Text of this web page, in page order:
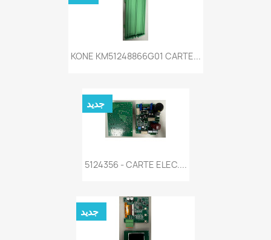
KONE KM51248866G01 CARTE...
5124356 - CARTE ELEC....
جديد
جديد